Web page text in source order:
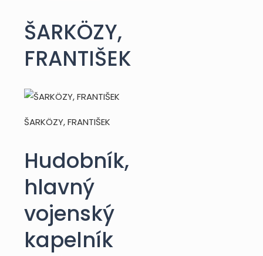
ŠARKÖZY,
FRANTIŠEK
ŠARKÖZY, FRANTIŠEK
Hudobník,
hlavný
vojenský
kapelník